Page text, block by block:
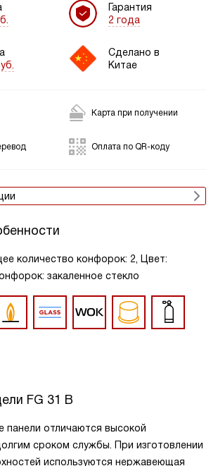
Гарантия
2 года
Сделано в
Китае
Карта при получении
Оплата по QR-коду
количество конфорок: 2, Цвет:
закаленное стекло
FG 31 B
панели отличаются высокой
сроком службы. При изготовлении
используются нержавеющая